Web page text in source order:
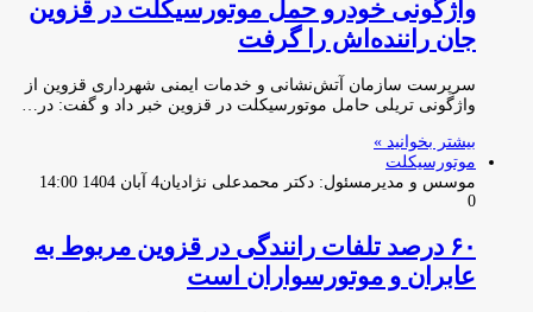
واژگونی خودرو حمل موتورسیکلت در قزوین
جان راننده‌اش را گرفت
سرپرست سازمان آتش‌نشانی و خدمات ایمنی شهرداری قزوین از
واژگونی تریلی حامل موتورسیکلت در قزوین خبر داد و گفت: در…
بیشتر بخوانید »
موتورسیکلت
موسس و مدیرمسئول: دکتر محمدعلی نژادیان4 آبان 1404 14:00
0
۶۰ درصد تلفات رانندگی در قزوین مربوط به
عابران و موتورسواران است